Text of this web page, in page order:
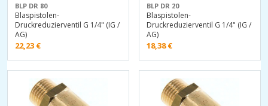
BLP DR 80
Blaspistolen-
Druckreduzierventil G 1/4" (IG /
AG)
22,23 €
BLP DR 20
Blaspistolen-
Druckreduzierventil G 1/4" (IG /
AG)
18,38€